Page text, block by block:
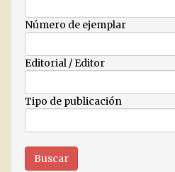
Número de ejemplar
Editorial / Editor
Tipo de publicación